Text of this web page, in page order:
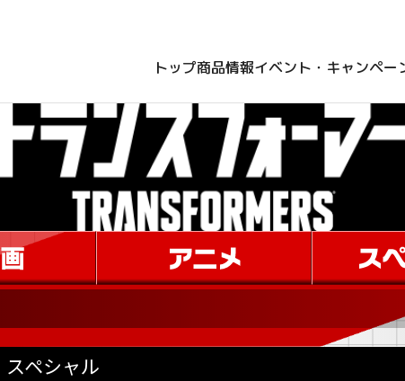
トップ商品情報イベント・キャンペー
スペシャル